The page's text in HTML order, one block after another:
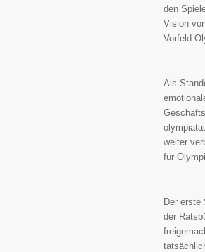
den
Vision
Vorfeld
Als
weiter
für
Der erste
der